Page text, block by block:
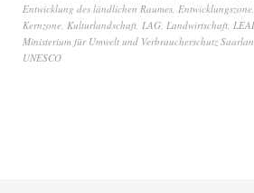
Entwicklung des ländlichen Raumes, Entwicklungszone,
Kernzone, Kulturlandschaft, LAG, Landwirtschaft,
Ministerium für Umwelt und Verbraucherschutz
UNESCO